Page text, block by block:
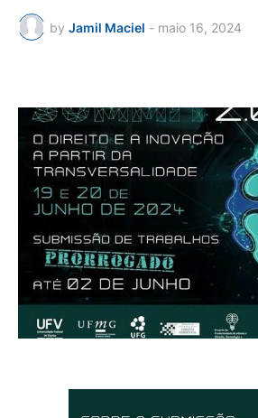
by Jamil Maciel - maio 16, 2024